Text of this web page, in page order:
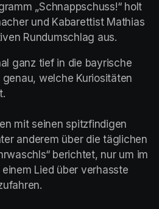
„Schnappschuss!“ holt
und Kabarettist Mathias
Rundumschlag aus.
ganz tief in die bayrische
welche Kuriositäten
mit seinen spitzfindigen
anderem über die täglichen
berichtet, nur um im
Lied über verhasste